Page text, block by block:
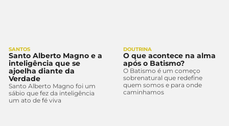
SANTOS
Santo Alberto Magno e a
inteligência que se
ajoelha diante da
Verdade
Santo Alberto Magno foi um
sábio que fez da inteligência
um ato de fé viva
DOUTRINA
O que acontece na alma
após o Batismo?
O Batismo é um começo
sobrenatural que redefine
quem somos e para onde
caminhamos